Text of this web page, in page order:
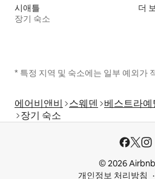
시애틀
장기 숙소
더
* 특정 지역 및 숙소에는 일부 예외가
에어비앤비 스웨덴 베스트라
장기 숙소
© 2026
개인정보 처리방침